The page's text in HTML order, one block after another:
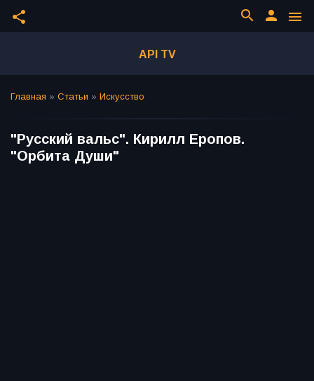
share menu
person
search
API TV
Главная » Статьи » Искусство
"Русский вальс". Кирилл Еропов.
"Орбита Души"